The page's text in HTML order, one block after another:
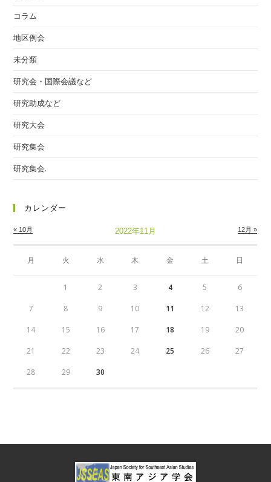
コラム
地区例会
未分類
研究会・国際会議など
研究助成など
研究大会
研究集会
研究集会.
カレンダー
2022年11月
月 火 水 木 金 土 日
« 10月 12月 »
1 2 3 4 5 6
7 8 9 10 11 12 13
14 15 16 17 18 19 20
21 22 23 24 25 26 27
28 29 30